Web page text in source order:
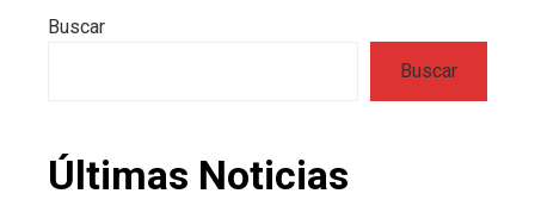
Buscar
Buscar
Últimas Noticias